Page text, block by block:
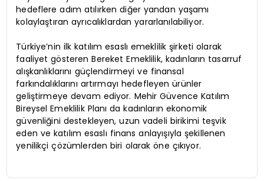
hedeflere adım atılırken diğer yandan yaşamı
kolaylaştıran ayrıcalıklardan yararlanılabiliyor.
Türkiye’nin ilk katılım esaslı emeklilik şirketi olarak
faaliyet gösteren Bereket Emeklilik, kadınların tasarruf
alışkanlıklarını güçlendirmeyi ve finansal
farkındalıklarını artırmayı hedefleyen ürünler
geliştirmeye devam ediyor. Mehir Güvence Katılım
Bireysel Emeklilik Planı da kadınların ekonomik
güvenliğini destekleyen, uzun vadeli birikimi teşvik
eden ve katılım esaslı finans anlayışıyla şekillenen
yenilikçi çözümlerden biri olarak öne çıkıyor.